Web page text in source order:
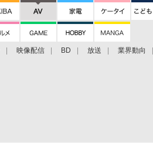
映像配信 BD 放送 業界動向